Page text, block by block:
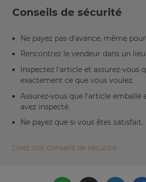
Conseils de sécurité
Ne payez pas d’avance, même
Rencontrez le vendeur dans un
Inspectez l’article et assurez-vous
exactement ce que vous voulez.
Assurez-vous que l’article emballé
avez inspecté.
Ne payez que si vous êtes satisfait.
Lisez nos conseils de sécurité